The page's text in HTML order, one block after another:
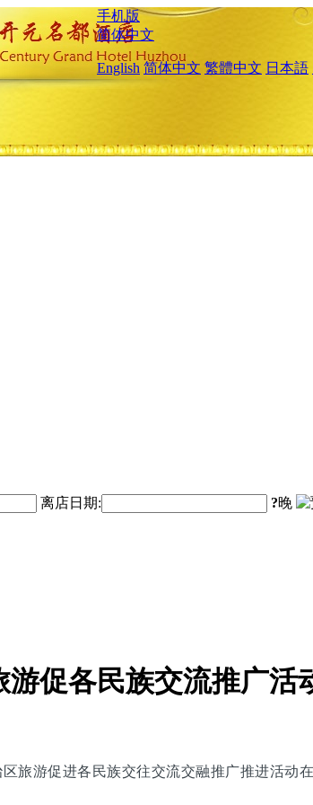
手机版
简体中文
English 简体中文 繁體中文 日本語
离店日期: ?晚
游促各民族交流推广活
旅游促进各民族交往交流交融推广推进活动